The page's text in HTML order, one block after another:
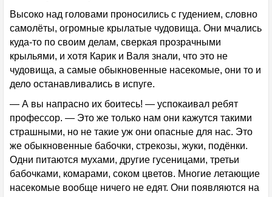
Высоко над головами проносились с гудением, словно
самолёты, огромные крылатые чудовища. Они мчались
куда-то по своим делам, сверкая прозрачными
крыльями, и хотя Карик и Валя знали, что это не
чудовища, а самые обыкновенные насекомые, они то и
дело останавливались в испуге.
— А вы напрасно их боитесь! — успокаивал ребят
профессор. — Это же только нам они кажутся такими
страшными, но не такие уж они опасные для нас. Это
же обыкновенные бабочки, стрекозы, жуки, подёнки.
Одни питаются мухами, другие гусеницами, третьи
бабочками, комарами, соком цветов. Многие летающие
насекомые вообще ничего не едят. Они появляются на